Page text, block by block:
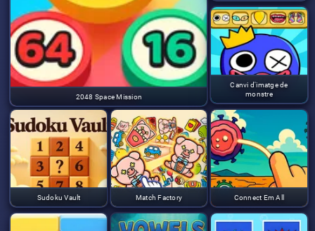
2048 Space Mission
Canvi d'imatge de
monstre
Sudoku Vault Match Factory Connect Em All